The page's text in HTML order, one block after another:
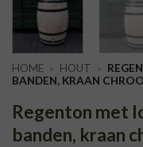
HOME » HOUT »
BANDEN, KRAAN
Regenton met
banden, kraan